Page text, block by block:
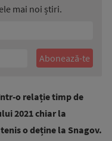
mai noi știri.
o relație timp de
2021 chiar la
o deține la Snagov.